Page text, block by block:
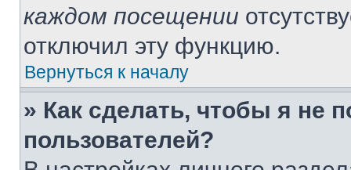
каждом посещении
отключил эту функцию.
Вернуться к началу
» Как сделать, чтобы я не
пользователей?